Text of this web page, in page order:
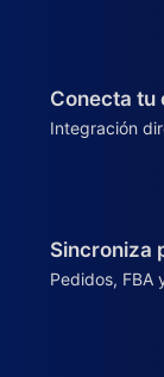
Conecta tu
Integración
Sincroniza
Pedidos, FBA